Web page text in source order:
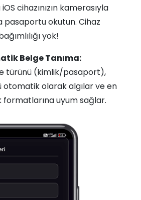
cihazınızın kamerasıyla
pasaportu okutun. Cihaz
yok!
Belge Tanıma:
türünü (kimlik/pasaport),
otomatik olarak algılar ve en
formatlarına uyum sağlar.